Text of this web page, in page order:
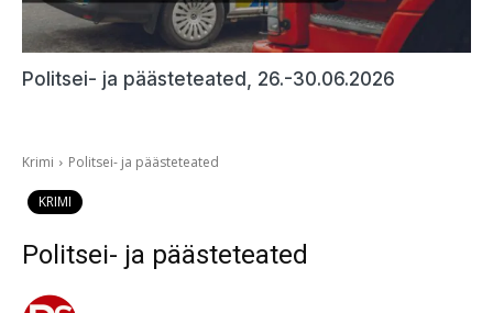
Politsei- ja päästeteated, 26.-30.06.2026